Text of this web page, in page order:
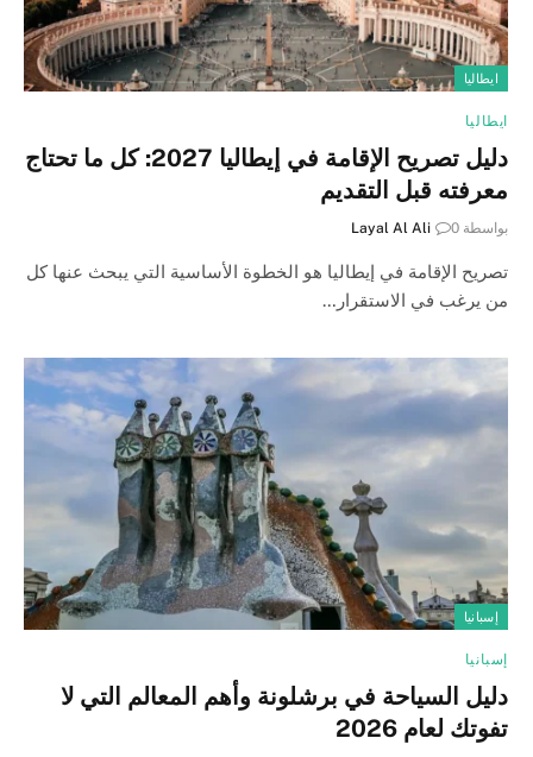
ايطاليا
ايطاليا
دليل تصريح الإقامة في إيطاليا 2027: كل ما تحتاج
معرفته قبل التقديم
بواسطة Layal Al Ali 0
تصريح الإقامة في إيطاليا هو الخطوة الأساسية التي يبحث عنها كل
من يرغب في الاستقرار…
إسبانيا
إسبانيا
دليل السياحة في برشلونة وأهم المعالم التي لا
تفوتك لعام 2026